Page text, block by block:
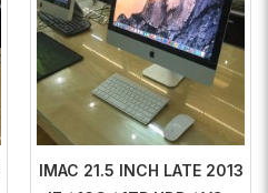
IMAC 21.5 INCH LATE 2013